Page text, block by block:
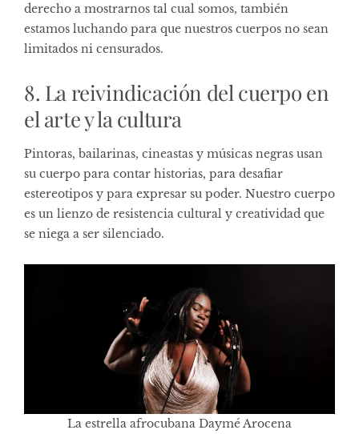
derecho a mostrarnos tal cual somos, también
estamos luchando para que nuestros cuerpos no sean
limitados ni censurados.
8. La reivindicación del cuerpo en
el arte y la cultura
Pintoras, bailarinas, cineastas y músicas negras usan
su cuerpo para contar historias, para desafiar
estereotipos y para expresar su poder. Nuestro cuerpo
es un lienzo de resistencia cultural y creatividad que
se niega a ser silenciado.
La estrella afrocubana Daymé Arocena